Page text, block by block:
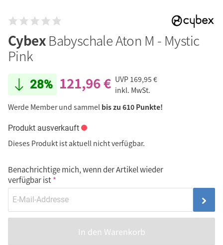
CybexBabyschale Aton M - Mystic
Pink
28% 121,96 € UVP 169,95 €
inkl. MwSt.
Werde Member und sammel bis zu 610 Punkte!
Produkt ausverkauft
Dieses Produkt ist aktuell nicht verfügbar.
Benachrichtige mich, wenn der Artikel wieder
verfügbar ist
In den Warenkorb